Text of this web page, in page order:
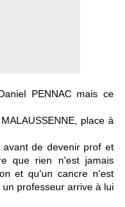
PENNAC mais ce
place à
avant de devenir prof et
que rien n'est jamais
et qu'un cancre n'est
professeur arrive à lui